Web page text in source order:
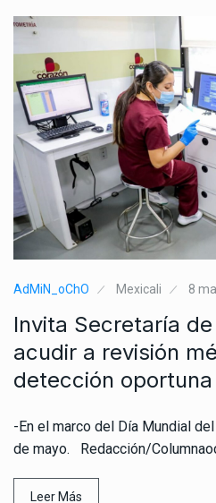
AdMiN_oChO Mexicali 8
Invita Secretaría
acudir a revisión
detección
-En el marco del Día Mundial
de mayo. Redacción/
Leer Más